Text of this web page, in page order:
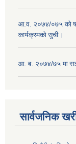
आ.व. २०७४/०७५ को
कार्यक्रमको सुची।
आ. ब. २०७४/७५ मा
सार्वजनिक